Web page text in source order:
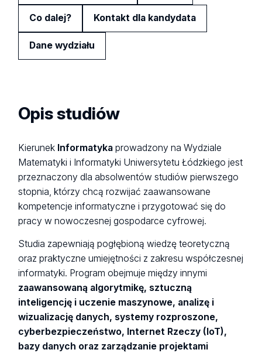
Co dalej? Kontakt dla kandydata
Dane wydziału
Opis studiów
Kierunek Informatykaprowadzony na Wydziale
Matematyki i Informatyki Uniwersytetu Łódzkiego jest
przeznaczony dla absolwentów studiów pierwszego
stopnia, którzy chcą rozwijać zaawansowane
kompetencje informatyczne i przygotować się do
pracy w nowoczesnej gospodarce cyfrowej.
Studia zapewniają pogłębioną wiedzę teoretyczną
oraz praktyczne umiejętności z zakresu współczesnej
informatyki. Program obejmuje między innymi
zaawansowaną algorytmikę, sztuczną
inteligencję i uczenie maszynowe, analizę i
wizualizację danych, systemy rozproszone,
cyberbezpieczeństwo, Internet Rzeczy (IoT),
bazy danych oraz zarządzanie projektami